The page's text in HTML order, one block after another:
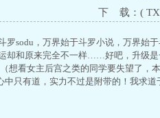
下 载：(
罗sodu，万界始于斗罗小说，万界始
却和原来完全不一样……好吧，升级
看女主后宫之类的同学要失望了，
中只有道，实力不过是附带的！我求